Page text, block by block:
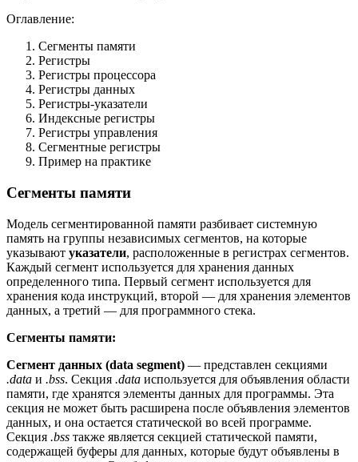
Оглавление:
Сегменты памяти
Регистры
Регистры процессора
Регистры данных
Регистры-указатели
Индексные регистры
Регистры управления
Сегментные регистры
Пример на практике
Сегменты памяти
Модель сегментированной памяти разбивает системную
память на группы независимых сегментов, на которые
указывают указатели, расположенные в регистрах сегментов.
Каждый сегмент используется для хранения данных
определенного типа. Первый сегмент используется для
хранения кода инструкций, второй — для хранения элементов
данных, а третий — для программного стека.
Сегменты памяти:
Сегмент данных (data segment) — представлен секциями
.data и .bss. Секция .data используется для объявления области
памяти, где хранятся элементы данных для программы. Эта
секция не может быть расширена после объявления элементов
данных, и она остается статической во всей программе.
Секция .bss также является секцией статической памяти,
содержащей буферы для данных, которые будут объявлены в